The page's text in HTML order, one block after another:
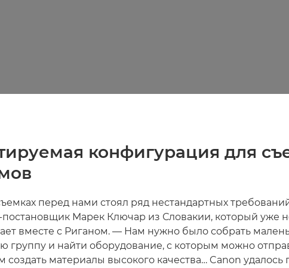
конфигурация для
перед нами стоял ряд нестандартных
постановщик Марек Ключар из Словакии, который уже
вместе с Риганом. — Нам нужно было собрать
группу и найти оборудование, с которым можно
создать материалы высокого качества… Canon